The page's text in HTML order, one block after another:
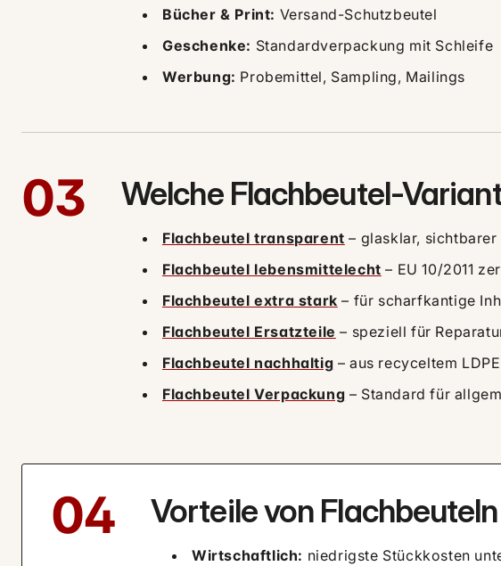
Bücher & Print: Versand-Schutzbeutel
Geschenke: Standardverpackung mit Schleife
Werbung: Probemittel, Sampling, Mailings
03 Welche Flachbeutel-
Flachbeutel transparent – glasklar, sichtbarer
Flachbeutel lebensmittelecht – EU 10/2011
Flachbeutel extra stark – für scharfkantige
Flachbeutel Ersatzteile – speziell für
Flachbeutel nachhaltig – aus recyceltem LDPE
Flachbeutel Verpackung – Standard für
04 Vorteile von Flachbeuteln
Wirtschaftlich: niedrigste Stückkosten